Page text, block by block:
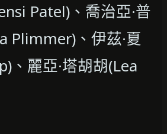
Patel)、喬治亞·普
Plimmer)、伊茲·夏
、麗亞·塔胡胡(Lea